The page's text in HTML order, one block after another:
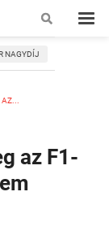
NAGYDÍJ
az F1-